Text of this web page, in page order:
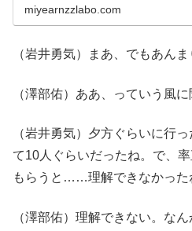
miyearnzzlabo.com
（岩井勇気）まあ、でもあん
（澤部佑）ああ、っていう風に
（岩井勇気）夕方ぐらいに行
て10人ぐらいだったね。で、
もらうと……理解できなかった
（澤部佑）理解できない。な